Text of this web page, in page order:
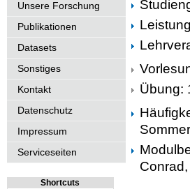
Unsere Forschung
Publikationen
Datasets
Sonstiges
Kontakt
Datenschutz
Impressum
Serviceseiten
Shortcuts
Übung: